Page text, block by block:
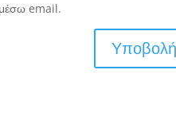
μέσω email.